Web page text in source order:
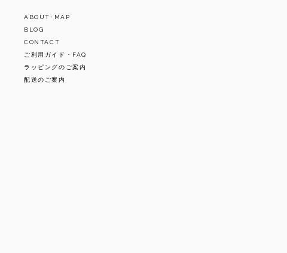
ABOUT･MAP
BLOG
CONTACT
ご利用ガイド・FAQ
ラッピングのご案内
配送のご案内